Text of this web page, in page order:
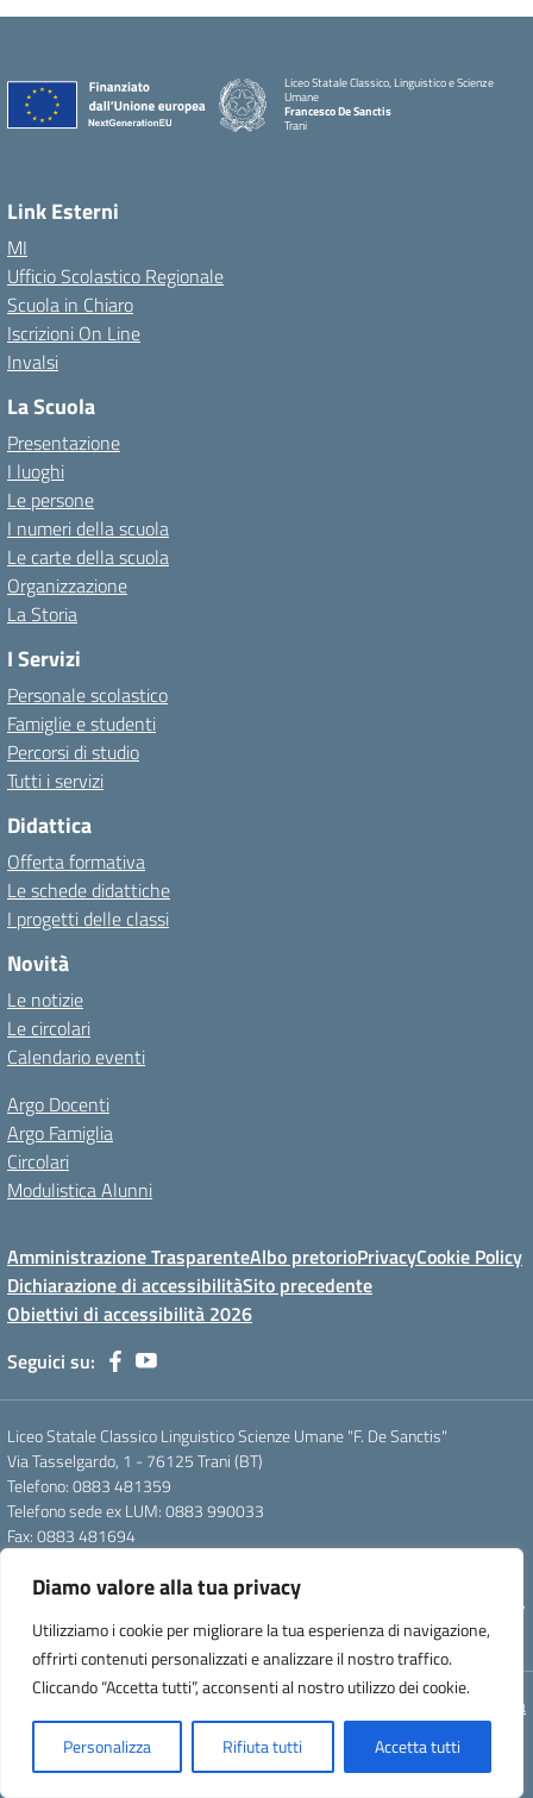
Diamo valore alla tua privacy
Utilizziamo i cookie per migliorare la tua esperienza di navigazione,
offrirti contenuti personalizzati e analizzare il nostro traffico.
Cliccando “Accetta tutti”, acconsenti al nostro utilizzo dei cookie.
Personalizza Rifiuta tutti Accetta tutti
Liceo Statale Classico, Linguistico e Scienze
Umane
Francesco De Sanctis
Trani
Link Esterni
MI
Ufficio Scolastico Regionale
Scuola in Chiaro
Iscrizioni On Line
Invalsi
La Scuola
Presentazione
I luoghi
Le persone
I numeri della scuola
Le carte della scuola
Organizzazione
La Storia
I Servizi
Personale scolastico
Famiglie e studenti
Percorsi di studio
Tutti i servizi
Didattica
Offerta formativa
Le schede didattiche
I progetti delle classi
Novità
Le notizie
Le circolari
Calendario eventi
Argo Docenti
Argo Famiglia
Circolari
Modulistica Alunni
Amministrazione TrasparenteAlbo pretorioPrivacyCookie Policy
Dichiarazione di accessibilitàSito precedente
Obiettivi di accessibilità 2026
Seguici su:
Liceo Statale Classico Linguistico Scienze Umane "F. De Sanctis"
Via Tasselgardo, 1 - 76125 Trani (BT)
Telefono: 0883 481359
Telefono sede ex LUM: 0883 990033
Fax: 0883 481694
Pec: btpc210007@pec.istruzione.it
Codice Meccanografico: istsc_btpc210007 - Codice Fiscale: 92058830727
- Codice Univoco d'ufficio: UFG4S9
Concept & Design by Designers Italia